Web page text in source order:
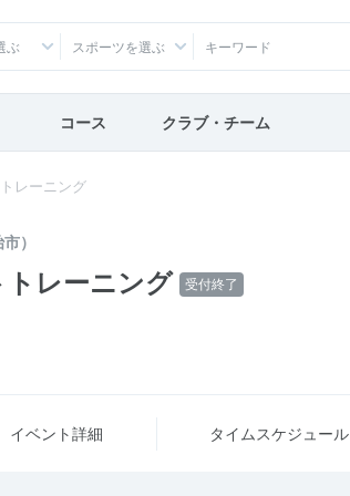
ぶ スポーツを選ぶ
コース クラブ・チーム
レーニング
）
レーニング 受付終了
イベント詳細 タイム スケジュール